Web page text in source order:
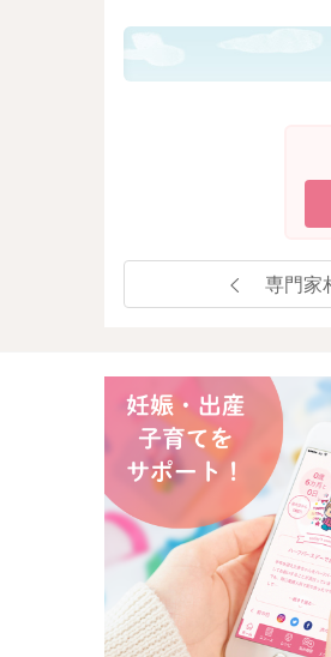
その分ついて回っ
これは仕方がない
気分を害してしま
はるさんたちの詳
もし何か参考にして
専門家